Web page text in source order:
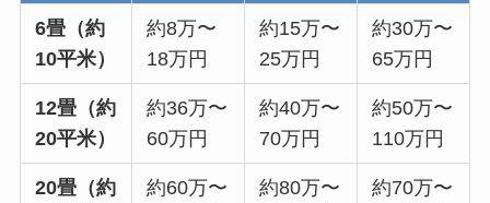
6畳（約
10平米）
約8万〜
18万円
約15万〜
25万円
約30万〜
65万円
12畳（約
20平米）
約36万〜
60万円
約40万〜
70万円
約50万〜
110万円
20畳（約
約60万〜
約80万〜
約70万〜